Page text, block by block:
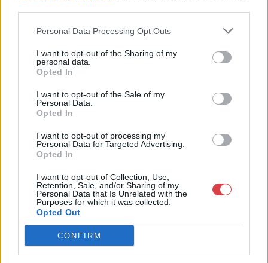
Personal Data Processing Opt Outs
I want to opt-out of the Sharing of my
personal data.
Opted In
I want to opt-out of the Sale of my
Personal Data.
Opted In
I want to opt-out of processing my
Personal Data for Targeted Advertising.
Opted In
I want to opt-out of Collection, Use,
Retention, Sale, and/or Sharing of my
Personal Data that Is Unrelated with the
Purposes for which it was collected.
Opted Out
CONFIRM
jogfolytonosan működő magyar vállalkozásaként a BÁV ZRt.
óriási tapasztalatával, szakmai tekintélyével és
megbízhatóságával hagyományosan a magyar
műkereskedelem meghatározó szereplője. A 2007-ben
megújult BÁV Aukciósház mára a magyarországi
műkereskedelem egyik legfontosabb színterévé, kereskedelmi
műkereskedelmi üzlethálózatával rendelkező BÁV ZRt.
felkészült munkatársai a hét hat napján állnak a műtárgyat
GALÉRIA TOVÁBBI MŰTÁRGYAI